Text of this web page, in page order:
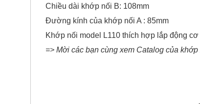
Chiều dài khớp nối B: 108mm
Đường kính của khớp nối A : 85mm
Khớp nối model L110 thích hợp lắp động
=> Mời các bạn cùng xem Catalog của